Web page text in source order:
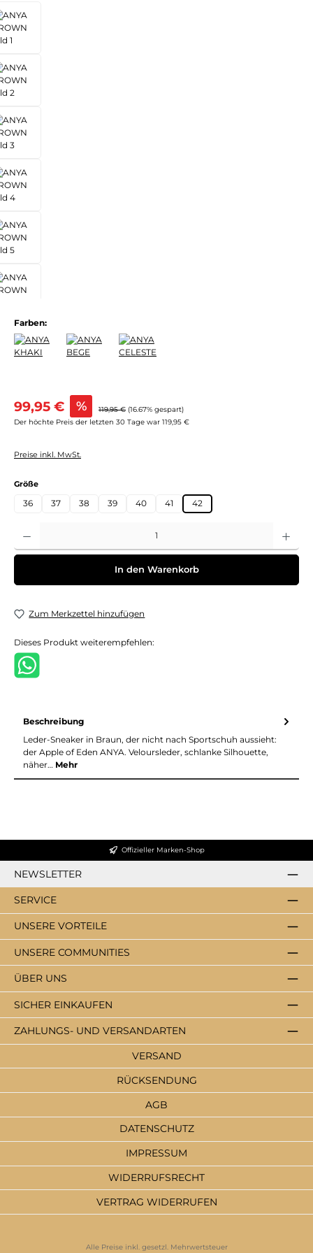
Farben:
Verkaufspreis:
99,95 € % Regulärer Preis:
119,95 € (16.67% gespart)
Der höchte Preis der letzten 30 Tage war 119,95 €
Preise inkl. MwSt.
Größeauswählen
36 37 38 39 40 41 42
In den Warenkorb
Zum Merkzettel hinzufügen
Dieses Produkt weiterempfehlen:
Beschreibung
Leder-Sneaker in Braun, der nicht nach Sportschuh aussieht:
der Apple of Eden ANYA. Veloursleder, schlanke Silhouette,
näher… Mehr
Offizieller Marken-Shop
NEWSLETTER
SERVICE
ZAHLUNGS- UND VERSANDARTEN
ÜBER UNS
SICHER EINKAUFEN
UNSERE VORTEILE
UNSERE COMMUNITIES
VERSAND
RÜCKSENDUNG
AGB
DATENSCHUTZ
IMPRESSUM
WIDERRUFSRECHT
VERTRAG WIDERRUFEN
Alle Preise inkl. gesetzl. Mehrwertsteuer